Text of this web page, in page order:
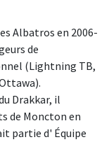
Albatros en 2006-
de
(Lightning TB,
Drakkar, il
de Moncton en
partie d' Équipe